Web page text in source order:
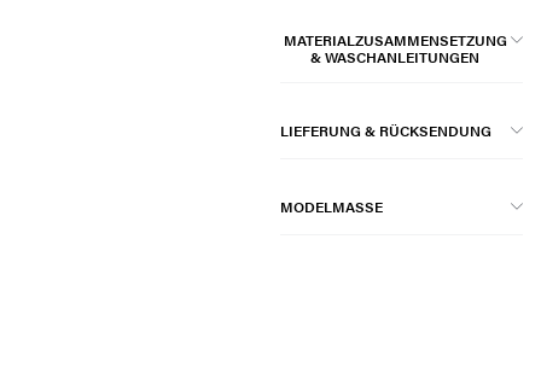
MATERIALZUSAMMENSETZUNG
& WASCHANLEITUNGEN
LIEFERUNG & RÜCKSENDUNG
MODELMASSE